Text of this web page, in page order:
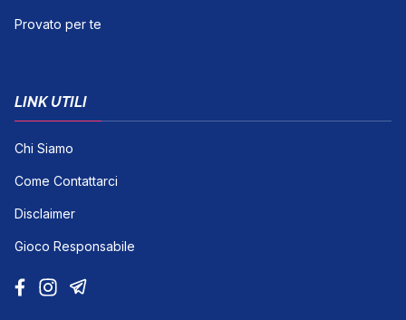
Provato per te
LINK UTILI
Chi Siamo
Come Contattarci
Disclaimer
Gioco Responsabile